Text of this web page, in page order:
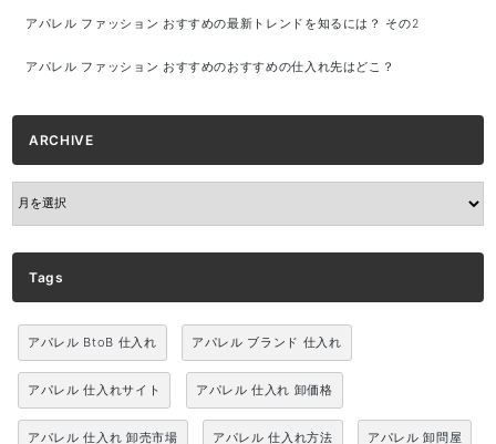
アパレル ファッション おすすめの最新トレンドを知るには？ その2
アパレル ファッション おすすめのおすすめの仕入れ先はどこ？
ARCHIVE
ARCHIVE
Tags
アパレル BtoB 仕入れ アパレル ブランド 仕入れ
アパレル 仕入れサイト アパレル 仕入れ 卸価格
アパレル 仕入れ 卸売市場 アパレル 仕入れ方法 アパレル 卸問屋